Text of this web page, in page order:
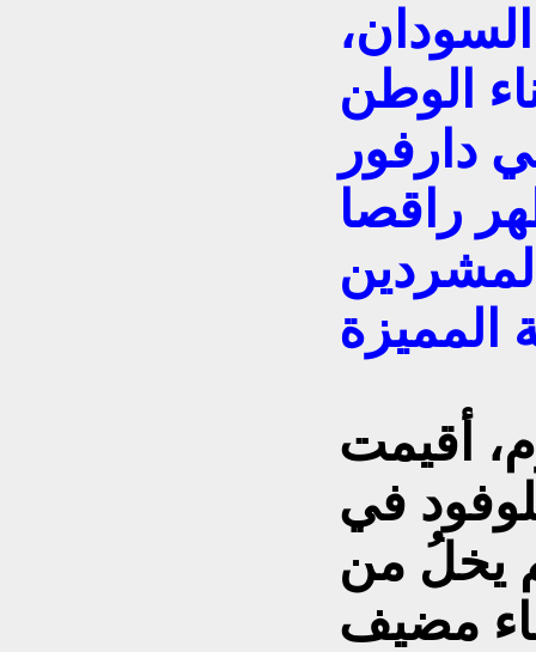
الوطن
دارفور
راقصا
أقيمت
في
يخلُ من
مضيف